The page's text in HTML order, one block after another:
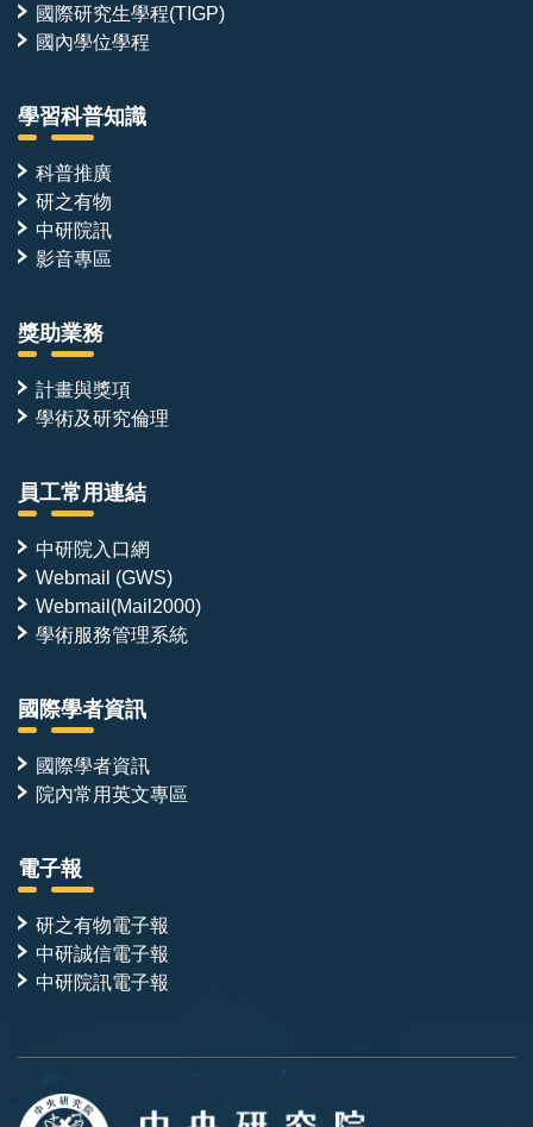
國際研究生學程(TIGP)
國內學位學程
學習科普知識
科普推廣
研之有物
中研院訊
影音專區
獎助業務
計畫與獎項
學術及研究倫理
員工常用連結
中研院入口網
Webmail (GWS)
Webmail(Mail2000)
學術服務管理系統
國際學者資訊
國際學者資訊
院內常用英文專區
電子報
研之有物電子報
中研誠信電子報
中研院訊電子報